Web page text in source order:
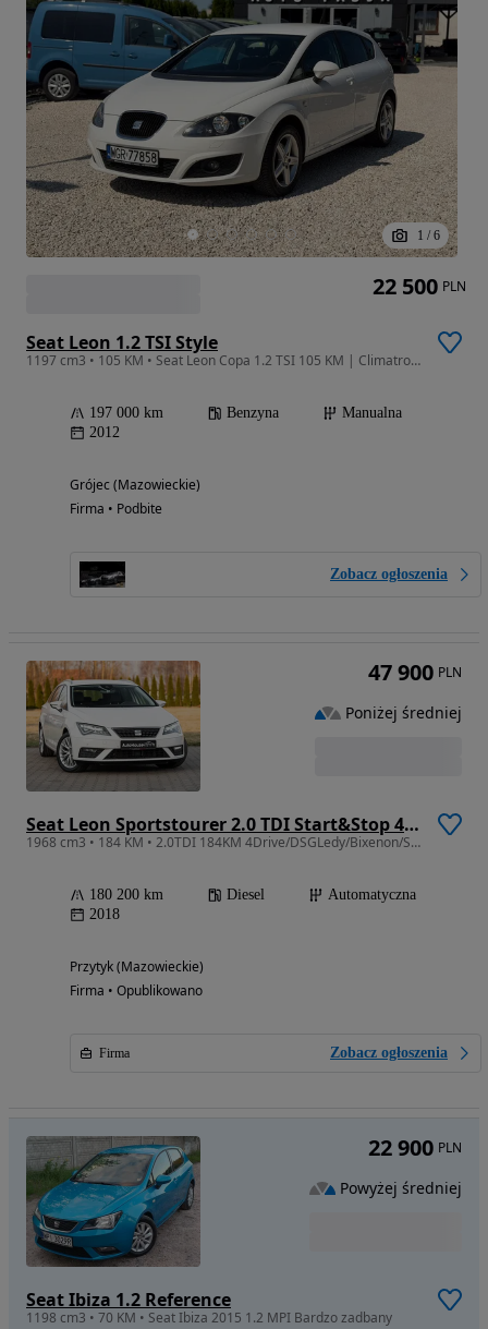
1 / 6
Seat Leon 1.2 TSI Style
1197 cm3 • 105 KM • Seat Leon Copa 1.2 TSI 105 KM | Climatronic | Grzane fotele | Tempomat
197 000 km Benzyna
Manualna
2012
Grójec (Mazowieckie)
Firma • Podbite
Zobacz ogłoszenia
22 500 PLN
Seat Leon Sportstourer 2.0 TDI Start&Stop 4Drive DSG X-Perience
1968 cm3 • 184 KM • 2.0TDI 184KM 4Drive/DSGLedy/Bixenon/Skóra/Navi/Serwis.
180 200 km Diesel
Automatyczna
2018
Przytyk (Mazowieckie)
Firma • Opublikowano
Firma Zobacz ogłoszenia
47 900 PLN
Poniżej średniej
Seat Ibiza 1.2 Reference
1198 cm3 • 70 KM • Seat Ibiza 2015 1.2 MPI Bardzo zadbany
22 900 PLN
Powyżej średniej